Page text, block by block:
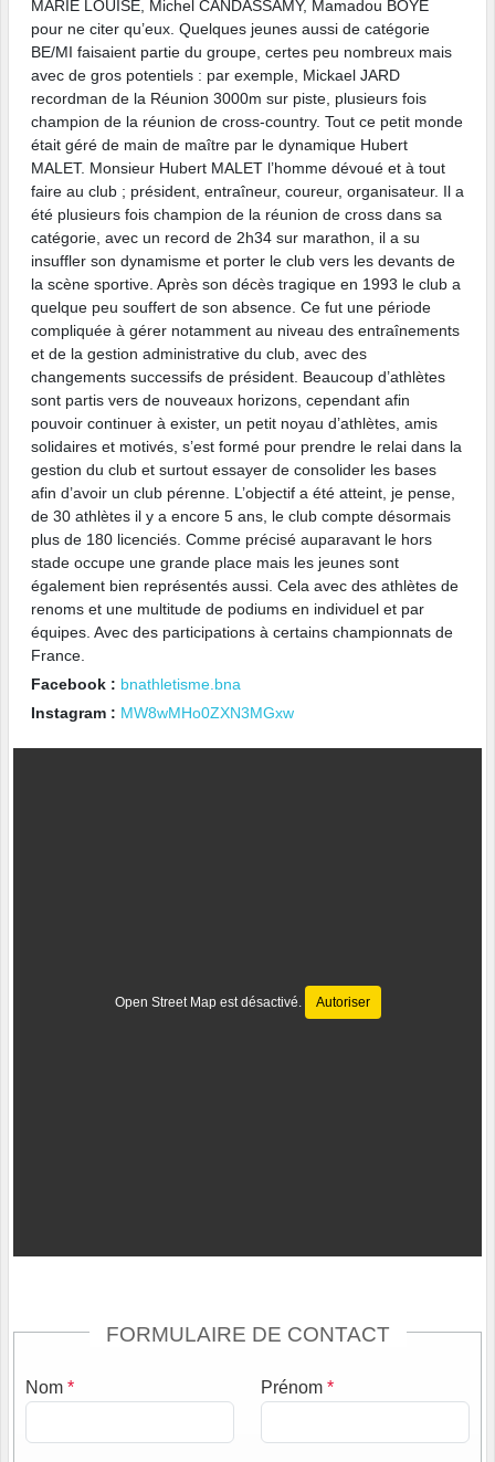
MARIE LOUISE, Michel CANDASSAMY, Mamadou BOYE
pour ne citer qu’eux. Quelques jeunes aussi de catégorie
BE/MI faisaient partie du groupe, certes peu nombreux mais
avec de gros potentiels : par exemple, Mickael JARD
recordman de la Réunion 3000m sur piste, plusieurs fois
champion de la réunion de cross-country. Tout ce petit monde
était géré de main de maître par le dynamique Hubert
MALET. Monsieur Hubert MALET l’homme dévoué et à tout
faire au club ; président, entraîneur, coureur, organisateur. Il a
été plusieurs fois champion de la réunion de cross dans sa
catégorie, avec un record de 2h34 sur marathon, il a su
insuffler son dynamisme et porter le club vers les devants de
la scène sportive. Après son décès tragique en 1993 le club a
quelque peu souffert de son absence. Ce fut une période
compliquée à gérer notamment au niveau des entraînements
et de la gestion administrative du club, avec des
changements successifs de président. Beaucoup d’athlètes
sont partis vers de nouveaux horizons, cependant afin
pouvoir continuer à exister, un petit noyau d’athlètes, amis
solidaires et motivés, s’est formé pour prendre le relai dans la
gestion du club et surtout essayer de consolider les bases
afin d’avoir un club pérenne. L’objectif a été atteint, je pense,
de 30 athlètes il y a encore 5 ans, le club compte désormais
plus de 180 licenciés. Comme précisé auparavant le hors
stade occupe une grande place mais les jeunes sont
également bien représentés aussi. Cela avec des athlètes de
renoms et une multitude de podiums en individuel et par
équipes. Avec des participations à certains championnats de
France.
Facebook : bnathletisme.bna
Instagram : MW8wMHo0ZXN3MGxw
Open Street Map est désactivé. Autoriser
FORMULAIRE DE CONTACT
Nom * Prénom *